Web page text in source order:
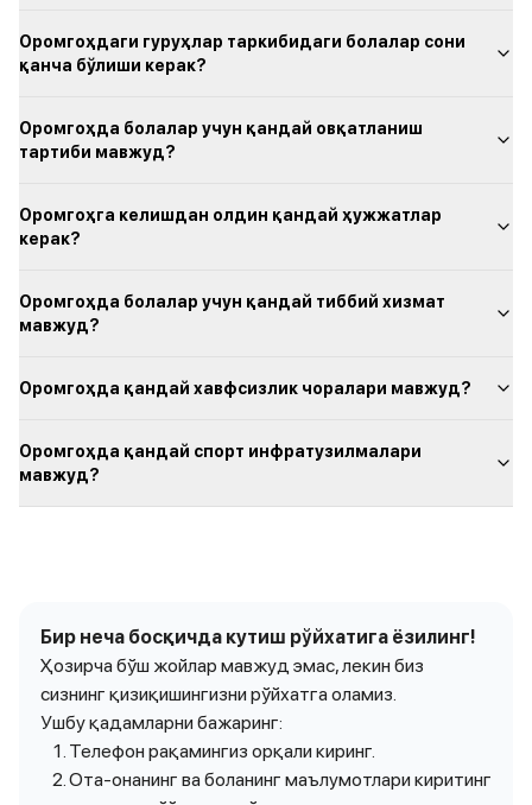
Оромгоҳдаги гуруҳлар таркибидаги болалар сони
қанча бўлиши керак?
Оромгоҳда болалар учун қандай овқатланиш
тартиби мавжуд?
Оромгоҳга келишдан олдин қандай ҳужжатлар
керак?
Оромгоҳда болалар учун қандай тиббий хизмат
мавжуд?
Оромгоҳда қандай хавфсизлик чоралари мавжуд?
Оромгоҳда қандай спорт инфратузилмалари
мавжуд?
Бир неча босқичда кутиш рўйхатига ёзилинг!
Ҳозирча бўш жойлар мавжуд эмас, лекин биз
сизнинг қизиқишингизни рўйхатга оламиз.
Ушбу қадамларни бажаринг:
Телефон рақамингиз орқали киринг.
Ота-онанинг ва боланинг маълумотлари киритинг